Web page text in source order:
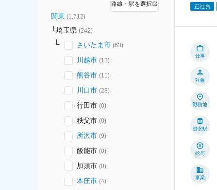
路線・駅を選択
関東 (1,712)
埼玉県 (242)
さいたま市 (63)
川越市 (13)
熊谷市 (11 )
川口市 (28)
行田市 (0)
秩父市 (0)
所沢市 (9)
飯能市 (0)
加須市 (0)
本庄市 (4)
正社員
仕事
対象
勤務地
最寄駅
給与
事業